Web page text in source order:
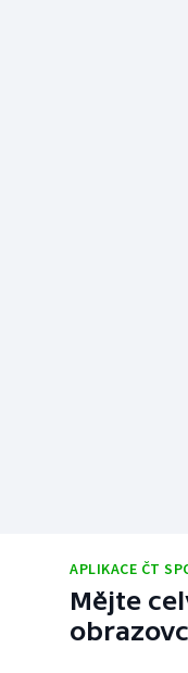
APLIKACE ČT
Mějte